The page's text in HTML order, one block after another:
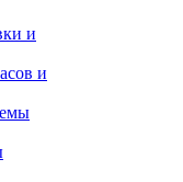
и
и